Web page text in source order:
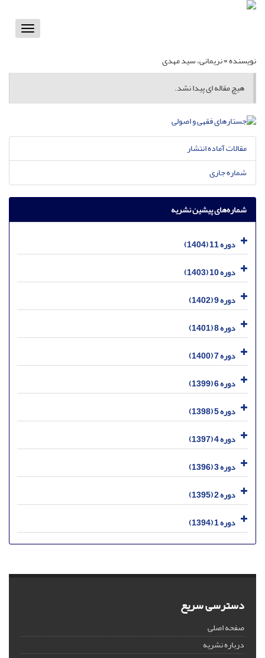
Toggle
نویسنده =نریمانی، سید مهدی
هیچ مقاله ای پیدا نشد.
مقالات آماده انتشار
شماره جاری
شماره‌های پیشین نشریه
دوره 11 (1404)
دوره 10 (1403)
دوره 9 (1402)
دوره 8 (1401)
دوره 7 (1400)
دوره 6 (1399)
دوره 5 (1398)
دوره 4 (1397)
دوره 3 (1396)
دوره 2 (1395)
دوره 1 (1394)
دسترسی سریع
صفحه اصلی
درباره نشریه